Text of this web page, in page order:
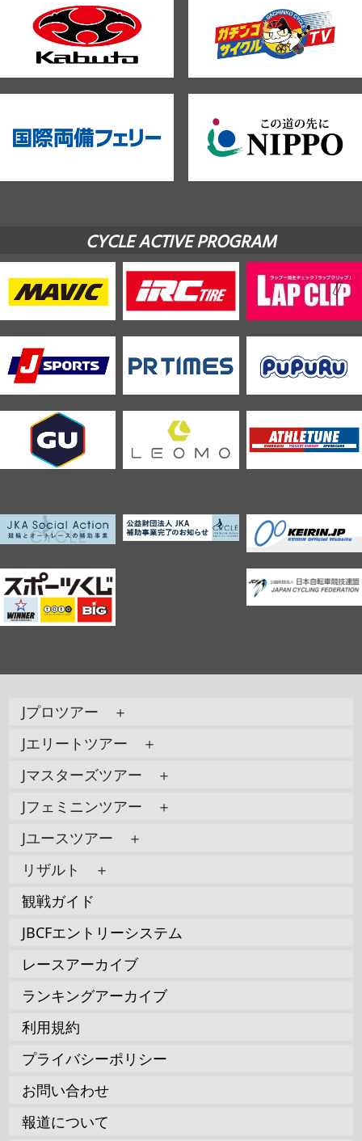
CYCLE ACTIVE PROGRAM
Jプロツアー ＋
Jエリートツアー ＋
Jマスターズツアー ＋
Jフェミニンツアー ＋
Jユースツアー ＋
リザルト ＋
観戦ガイド
JBCFエントリーシステム
レースアーカイブ
ランキングアーカイブ
利用規約
プライバシーポリシー
お問い合わせ
報道について